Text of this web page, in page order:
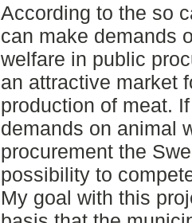
According to the so
can make demands
welfare in public
an attractive market
production of meat.
demands on animal
procurement the
possibility to
My goal with this